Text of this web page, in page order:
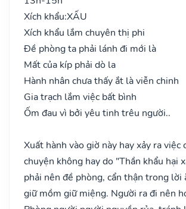
Xích khẩu:XẤU
Xích khẩu lắm chuyên thị phi
Đề phòng ta phải lánh đi mới là
Mất của kíp phải dò la
Hành nhân chưa thấy ắt là viễn chinh
Gia trạch lắm việc bất bình
Ốm đau vì bởi yêu tinh trêu người..
Xuất hành vào giờ này hay xảy ra việc
chuyện không hay do "Thần khẩu hại
phải nên đề phòng, cẩn thận trong lời
giữ mồm giữ miệng. Người ra đi nên